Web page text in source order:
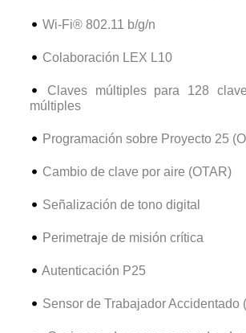
Wi-Fi® 802.11 b/g/n
Colaboración LEX L10
Claves múltiples para 128
múltiples
Programación sobre Proyecto 25
Cambio de clave por aire (OTAR)
Señalización de tono digital
Perimetraje de misión crítica
Autenticación P25
Sensor de Trabajador Accidentado